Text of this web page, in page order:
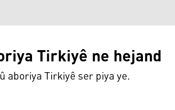
Tirkiyê ne hejand
Tirkiyê ser piya ye.